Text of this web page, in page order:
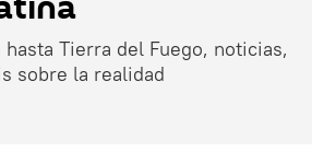
Tierra del Fuego, noticias,
sobre la realidad